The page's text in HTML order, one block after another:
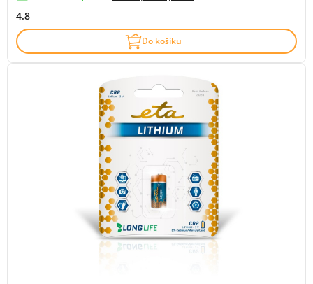
4.8
Do košíku